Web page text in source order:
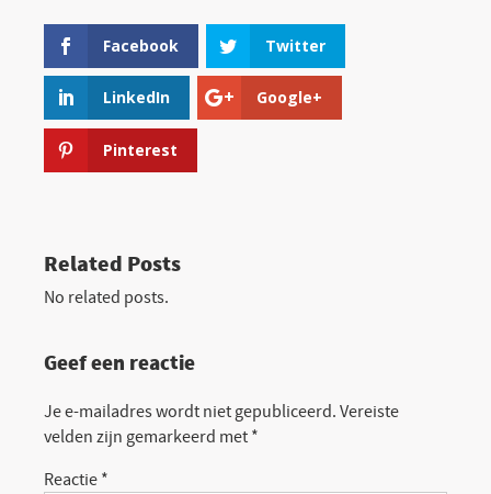
Facebook Twitter
LinkedIn Google+
Pinterest
Related Posts
No related posts.
Geef een reactie
Je e-mailadres wordt niet gepubliceerd. Vereiste
velden zijn gemarkeerd met *
Reactie *